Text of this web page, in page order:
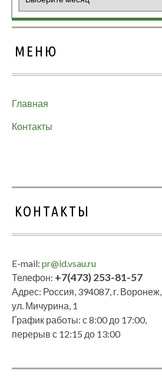
МЕНЮ
Главная
Контакты
КОНТАКТЫ
E-mail: pr@id.vsau.ru
Телефон: +7(473) 253-81-57
Адрес: Россия, 394087, г. Воронеж,
ул. Мичурина, 1
График работы: с 8:00 до 17:00,
перерыв с 12:15 до 13:00